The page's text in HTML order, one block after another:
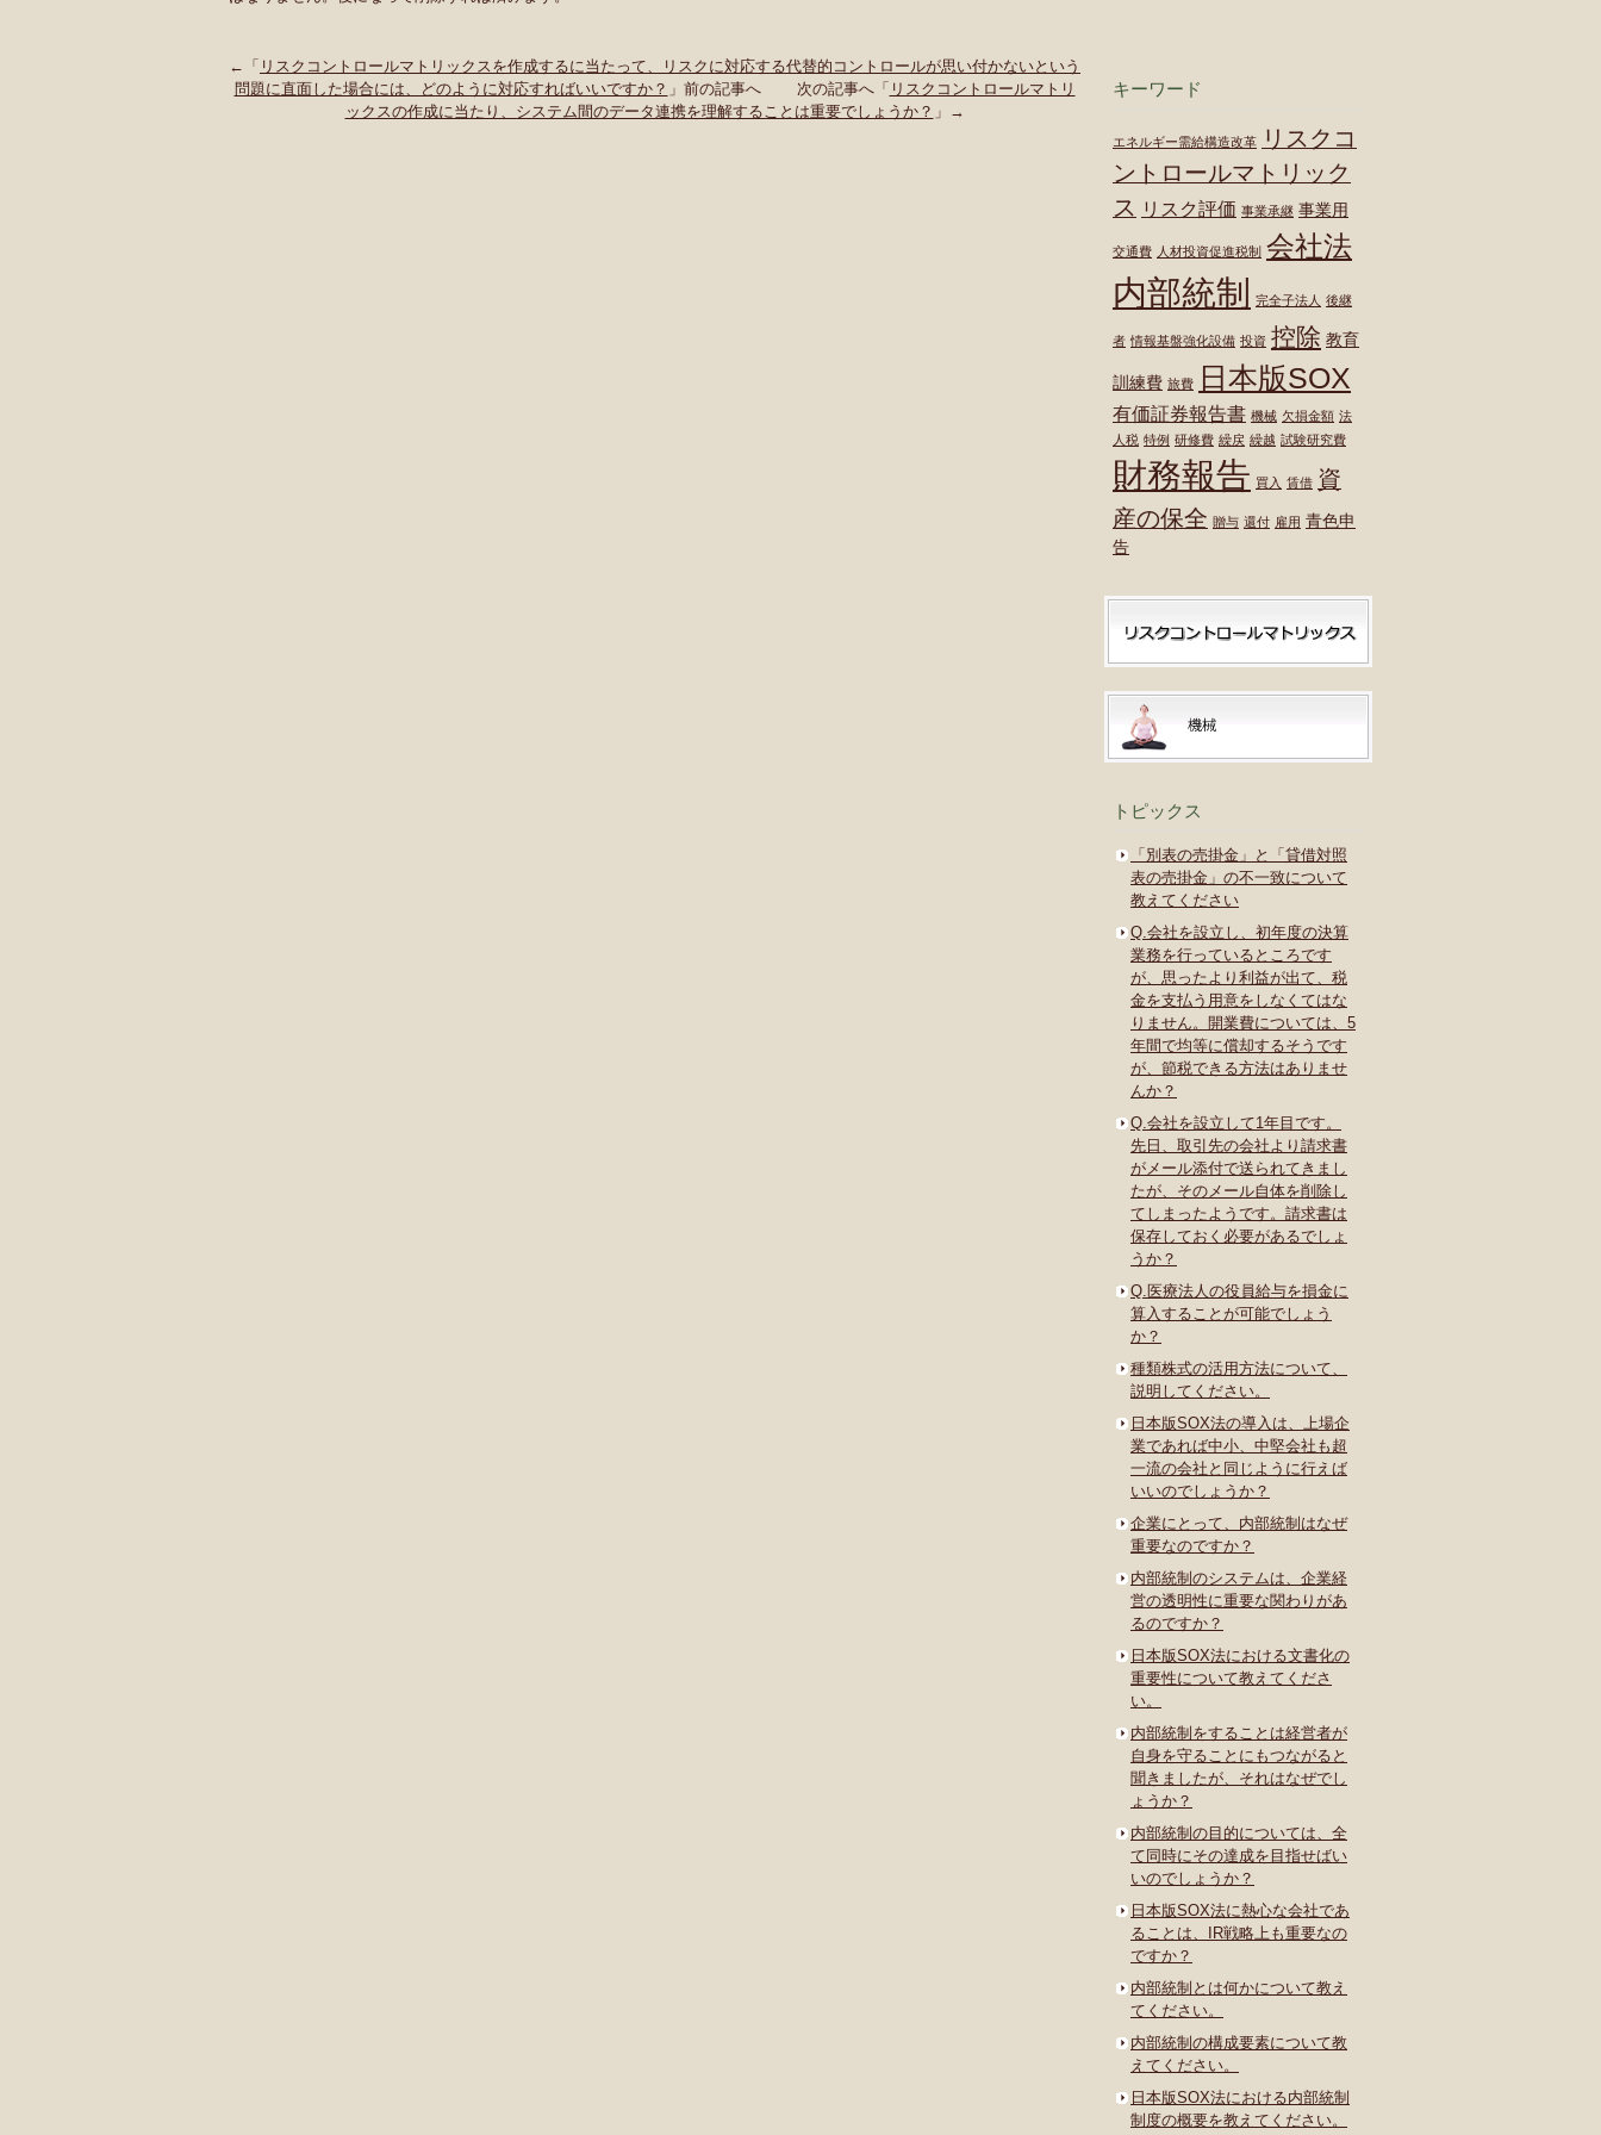
←「 リスクコントロールマトリックスを作成するに当たって、リスクに対応する代替的コントロールが思い付かないという
問題に直面した場合には、どのように対応すればいいですか？ 」前の記事へ 次の記事へ「 リスクコントロールマトリ
ックスの作成に当たり、システム間のデータ連携を理解することは重要でしょうか？ 」→
キーワード
エネルギー需給構造改革
リスクコ
ントロールマトリック
ス リスク評価 事業承継 事業用
交通費 人材投資促進税制 会社法
内部統制 完全子法人 後継
者 情報基盤強化設備 投資 控除 教育
訓練費 旅費 日本版SOX
有価証券報告書 機械 欠損金額 法
人税 特例 研修費 繰戻 繰越 試験研究費
財務報告 買入 賃借 資
産の保全 贈与 還付 雇用 青色申
告
トピックス
「別表の売掛金」と「貸借対照
表の売掛金」の不一致について
教えてください
Q.会社を設立し、初年度の決算
業務を行っているところです
が、思ったより利益が出て、税
金を支払う用意をしなくてはな
りません。開業費については、5
年間で均等に償却するそうです
が、節税できる方法はありませ
んか？
Q.会社を設立して1年目です。
先日、取引先の会社より請求書
がメール添付で送られてきまし
たが、そのメール自体を削除し
てしまったようです。請求書は
保存しておく必要があるでしょ
うか？
Q.医療法人の役員給与を損金に
算入することが可能でしょう
か？
種類株式の活用方法について、
説明してください。
日本版SOX法の導入は、上場企
業であれば中小、中堅会社も超
一流の会社と同じように行えば
いいのでしょうか？
企業にとって、内部統制はなぜ
重要なのですか？
内部統制のシステムは、企業経
営の透明性に重要な関わりがあ
るのですか？
日本版SOX法における文書化の
重要性について教えてくださ
い。
内部統制をすることは経営者が
自身を守ることにもつながると
聞きましたが、それはなぜでし
ょうか？
内部統制の目的については、全
て同時にその達成を目指せばい
いのでしょうか？
日本版SOX法に熱心な会社であ
ることは、IR戦略上も重要なの
ですか？
内部統制とは何かについて教え
てください。
内部統制の構成要素について教
えてください。
日本版SOX法における内部統制
制度の概要を教えてください。